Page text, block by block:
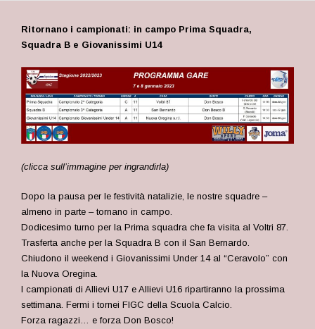
Ritornano i campionati: in campo Prima Squadra,
Squadra B e Giovanissimi U14
(clicca sull’immagine per ingrandirla)
Dopo la pausa per le festività natalizie, le nostre squadre –
almeno in parte – tornano in campo.
Dodicesimo turno per la Prima squadra che fa visita al Voltri 87.
Trasferta anche per la Squadra B con il San Bernardo.
Chiudono il weekend i Giovanissimi Under 14 al “Ceravolo” con
la Nuova Oregina.
I campionati di Allievi U17 e Allievi U16 ripartiranno la prossima
settimana. Fermi i tornei FIGC della Scuola Calcio.
Forza ragazzi… e forza Don Bosco!